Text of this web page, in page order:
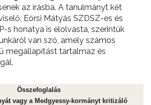
az írásba. A tanulmányt két
Eörsi Mátyás SZDSZ-es és
s honatya is elolvasta, szerintük
van szó, amely számos
megállapítást tartalmaz és
Összefoglalás
vagy a Medgyessy-kormányt kritizáló